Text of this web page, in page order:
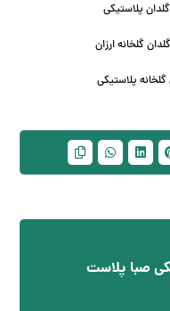
پلاستیکی
گلخانه ارزان
پلاستیکی
صبا پلاست